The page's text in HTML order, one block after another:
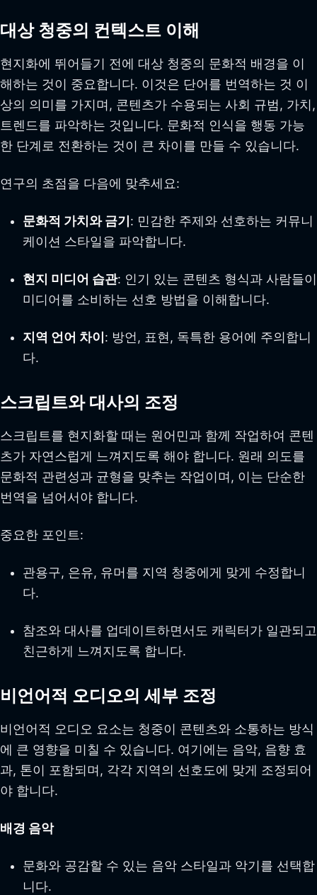
대상 청중의 컨텍스트 이해
현지화에 뛰어들기 전에 대상 청중의 문화적 배경을 이
해하는 것이 중요합니다. 이것은 단어를 번역하는 것 이
상의 의미를 가지며, 콘텐츠가 수용되는 사회 규범, 가치,
트렌드를 파악하는 것입니다. 문화적 인식을 행동 가능
한 단계로 전환하는 것이 큰 차이를 만들 수 있습니다.
연구의 초점을 다음에 맞추세요:
문화적 가치와 금기 : 민감한 주제와 선호하는 커뮤니
케이션 스타일을 파악합니다.
현지 미디어 습관: 인기 있는 콘텐츠 형식과 사람들이
미디어를 소비하는 선호 방법을 이해합니다.
지역 언어 차이 : 방언, 표현, 독특한 용어에 주의합니
다.
스크립트와 대사의 조정
스크립트를 현지화할 때는 원어민과 함께 작업하여 콘텐
츠가 자연스럽게 느껴지도록 해야 합니다. 원래 의도를
문화적 관련성과 균형을 맞추는 작업이며, 이는 단순한
번역을 넘어서야 합니다.
중요한 포인트:
관용구, 은유, 유머를 지역 청중에게 맞게 수정합니
다.
참조와 대사를 업데이트하면서도 캐릭터가 일관되고
친근하게 느껴지도록 합니다.
비언어적 오디오의 세부 조정
비언어적 오디오 요소는 청중이 콘텐츠와 소통하는 방식
에 큰 영향을 미칠 수 있습니다. 여기에는 음악, 음향 효
과, 톤이 포함되며, 각각 지역의 선호도에 맞게 조정되어
야 합니다.
배경 음악
문화와 공감할 수 있는 음악 스타일과 악기를 선택합
니다.